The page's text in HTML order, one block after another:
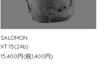
SALOMON
XT 15(24b)
15,400円(税1,400円)